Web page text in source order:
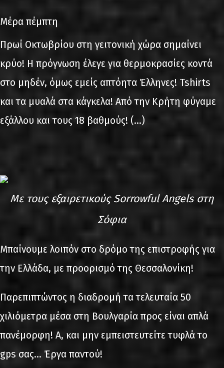
Μέρα πέμπτη
Πρωί Οκτωβρίου στη γειτονική χώρα σημαίνει
κρύο! Η πρόγνωση έλεγε για θερμοκρασίες κοντά
στο μηδέν, όμως εμείς απτόητα Έλληνες! Tshirts
και τα μυαλά στα κάγκελα! Από την Κρήτη φύγαμε
εξάλλου και τους 18 βαθμούς! (...)
Με τους εξαιρετικούς Sorrowful Angels στη
Σόφια
Μπαίνουμε λοιπόν στο δρόμο της επιστροφής για
την Ελλάδα, με προορισμό της Θεσσαλονίκη!
Παρεπιπτώντος η διαδρομή τα τελευταία 50
χιλιόμετρα μέσα στη Βουλγαρία προς είναι απλά
πανέμορφη! Α, και μην εμπειστευτείτε τυφλά το
gps σας… Έργα παντού!